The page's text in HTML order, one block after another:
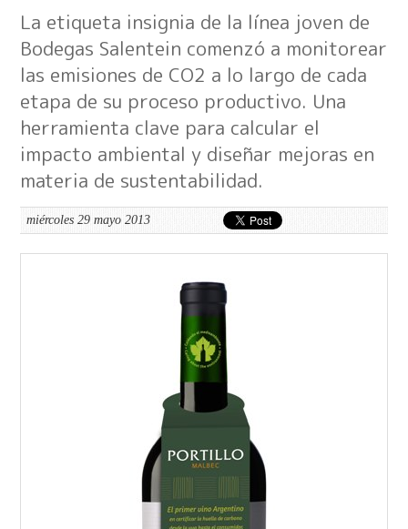
La etiqueta insignia de la línea joven de
Bodegas Salentein comenzó a monitorear
las emisiones de CO2 a lo largo de cada
etapa de su proceso productivo. Una
herramienta clave para calcular el
impacto ambiental y diseñar mejoras en
materia de sustentabilidad.
miércoles 29 mayo 2013